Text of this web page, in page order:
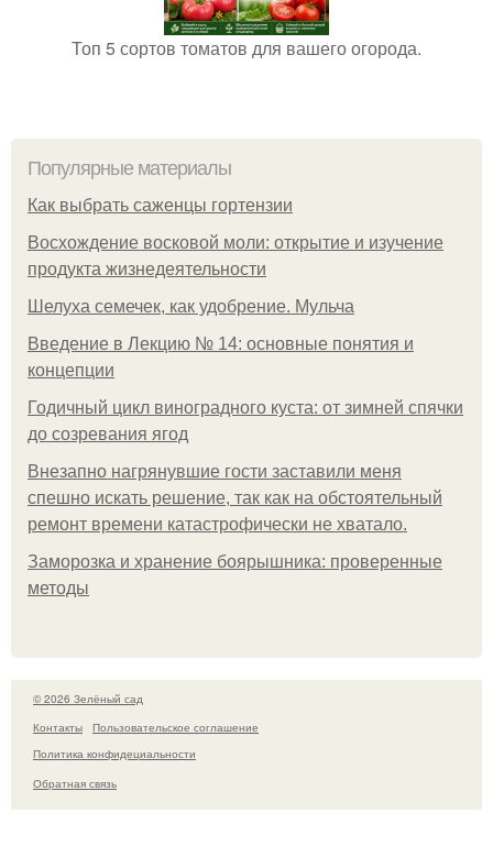
Топ 5 сортов томатов для вашего огорода.
Популярные материалы
Как выбрать саженцы гортензии
Восхождение восковой моли: открытие и изучение
продукта жизнедеятельности
Шелуха семечек, как удобрение. Мульча
Введение в Лекцию № 14: основные понятия и
концепции
Годичный цикл виноградного куста: от зимней спячки
до созревания ягод
Внезапно нагрянувшие гости заставили меня
спешно искать решение, так как на обстоятельный
ремонт времени катастрофически не хватало.
Заморозка и хранение боярышника: проверенные
методы
© 2026 Зелёный сад
Контакты
Пользовательское соглашение
Политика конфидециальности
Обратная связь